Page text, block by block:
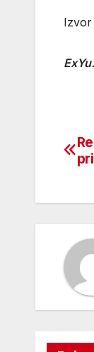
Izvor